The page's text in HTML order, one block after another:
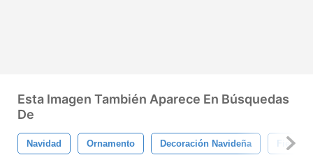
Esta Imagen También Aparece En Búsquedas
De
Navidad Ornamento Decoración Navideña Fiesta